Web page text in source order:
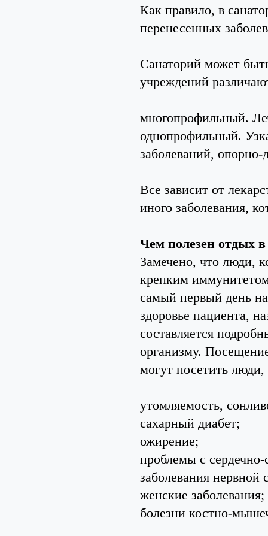
Как правило, в
перенесенных
Санаторий может
учреждений
многопрофильный.
однопрофильный.
заболеваний,
Все зависит от
иного заболевания,
Чем полезен отдых
Замечено, что люди,
крепким
самый первый день
здоровье пациента,
составляется
организму.
могут посетить
утомляемость,
сахарный диабет;
ожирение;
проблемы с
заболевания нервной
женские заболевания;
болезни костно-